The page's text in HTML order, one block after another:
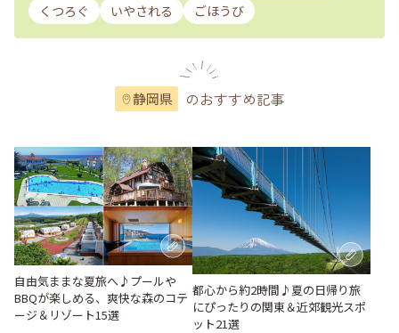
くつろぐ
いやされる ごほうび
静岡県 のおすすめ記事
自由気ままな夏旅へ♪プールや
BBQが楽しめる、爽快な森のコテ
ージ＆リゾート15選
都心から約2時間♪夏の日帰り旅
にぴったりの関東＆近郊観光スポ
ット21選